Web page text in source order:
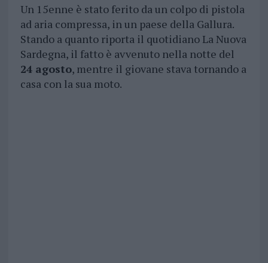
Un 15enne è stato ferito da un colpo di pistola
ad aria compressa, in un paese della Gallura.
Stando a quanto riporta il quotidiano La Nuova
Sardegna, il fatto è avvenuto nella notte del
24 agosto, mentre il giovane stava tornando a
casa con la sua moto.